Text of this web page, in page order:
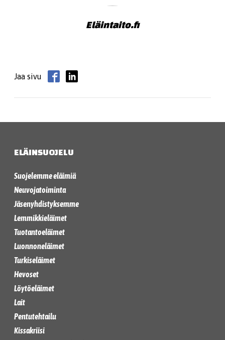
Eläintaito.fi
Jaa sivu
ELÄINSUOJELU
Suojelemme eläimiä
Neuvojatoiminta
Jäsenyhdistyksemme
Lemmikkieläimet
Tuotantoeläimet
Luonnoneläimet
Turkiseläimet
Hevoset
Löytöeläimet
Lait
Pentutehtailu
Kissakriisi